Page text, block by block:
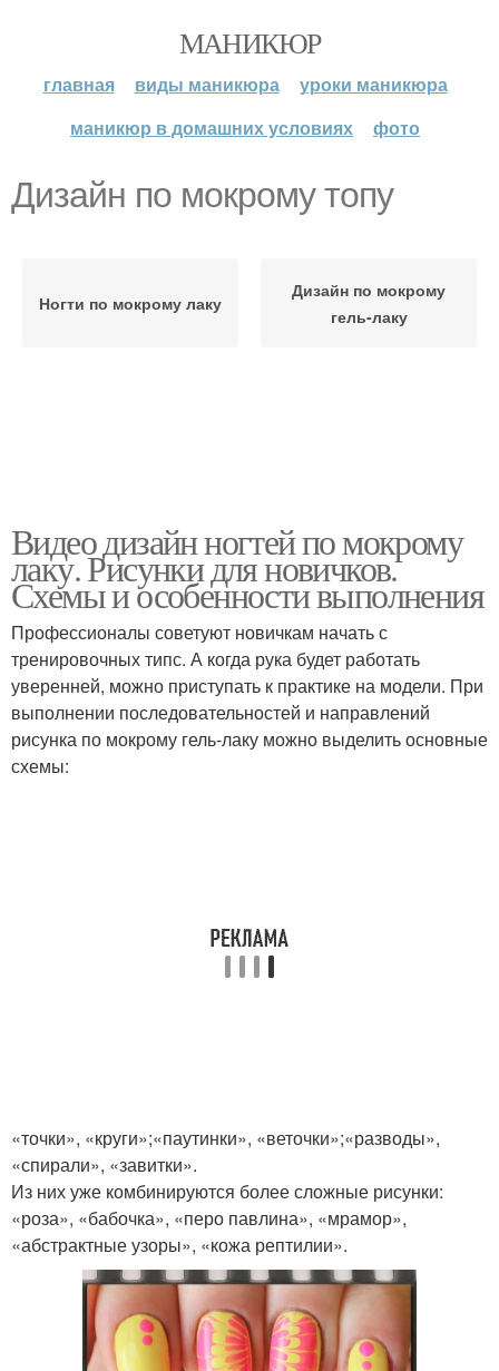
МАНИКЮР
главная виды маникюра
уроки маникюра
маникюр в домашних условиях
фото
Дизайн по мокрому топу
Ногти по мокрому лаку
Дизайн по мокрому
гель-лаку
Видео дизайн ногтей по мокрому
лаку. Рисунки для новичков.
Схемы и особенности выполнения
Профессионалы советуют новичкам начать с
тренировочных типс. А когда рука будет работать
уверенней, можно приступать к практике на модели. При
выполнении последовательностей и направлений
рисунка по мокрому гель-лаку можно выделить основные
схемы:
«точки», «круги»;«паутинки», «веточки»;«разводы»,
«спирали», «завитки».
Из них уже комбинируются более сложные рисунки:
«роза», «бабочка», «перо павлина», «мрамор»,
«абстрактные узоры», «кожа рептилии».